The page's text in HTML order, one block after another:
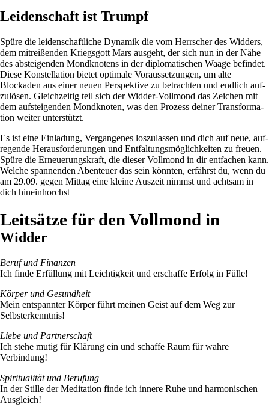
Leidenschaft ist Trumpf
Spüre die lei­den­schaft­liche Dynamik die vom Herr­scher des Wid­ders,
dem mit­rei­ßenden Kriegs­gott Mars aus­geht, der sich nun in der Nähe
des abstei­genden Mond­kno­tens in der diplo­ma­ti­schen Waage befindet.
Diese Kon­stel­la­tion bietet opti­male Vor­aus­set­zungen, um alte
Blockaden aus einer neuen Per­spek­tive zu betrachten und end­lich auf­
zu­lösen. Gleich­zeitig teil sich der Widder-Voll­mond das Zei­chen mit
dem auf­stei­genden Mond­knoten, was den Pro­zess deiner Trans­for­ma­
tion weiter unterstützt.
Es ist eine Ein­la­dung, Ver­gan­genes los­zu­lassen und dich auf neue, auf­
re­gende Her­aus­for­de­rungen und Ent­fal­tungs­mög­lich­keiten zu freuen.
Spüre die Erneue­rungs­kraft, die dieser Voll­mond in dir ent­fa­chen kann.
Welche span­nenden Aben­teuer das sein könnten, erfährst du, wenn du
am 29.09. gegen Mittag eine kleine Aus­zeit nimmst und achtsam in
dich hineinhorchst
Leitsätze für den Vollmond in
Widder
Beruf und Finanzen
Ich finde Erfül­lung mit Leich­tig­keit und erschaffe Erfolg in Fülle!
Körper und Gesund­heit
Mein ent­spannter Körper führt meinen Geist auf dem Weg zur
Selbsterkenntnis!
Liebe und Part­ner­schaft
Ich stehe mutig für Klä­rung ein und schaffe Raum für wahre
Verbindung!
Spi­ri­tua­lität und Beru­fung
In der Stille der Medi­ta­tion finde ich innere Ruhe und har­mo­ni­schen
Ausgleich!